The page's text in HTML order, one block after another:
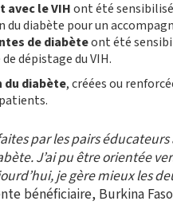
avec leVIHont été
du diabète pour un
de diabèteont été
dépistage du VIH.
du diabète, créées ou
par les pairs éducateurs
J’ai pu être orientée
je gère mieux les
bénéficiaire, Burkina